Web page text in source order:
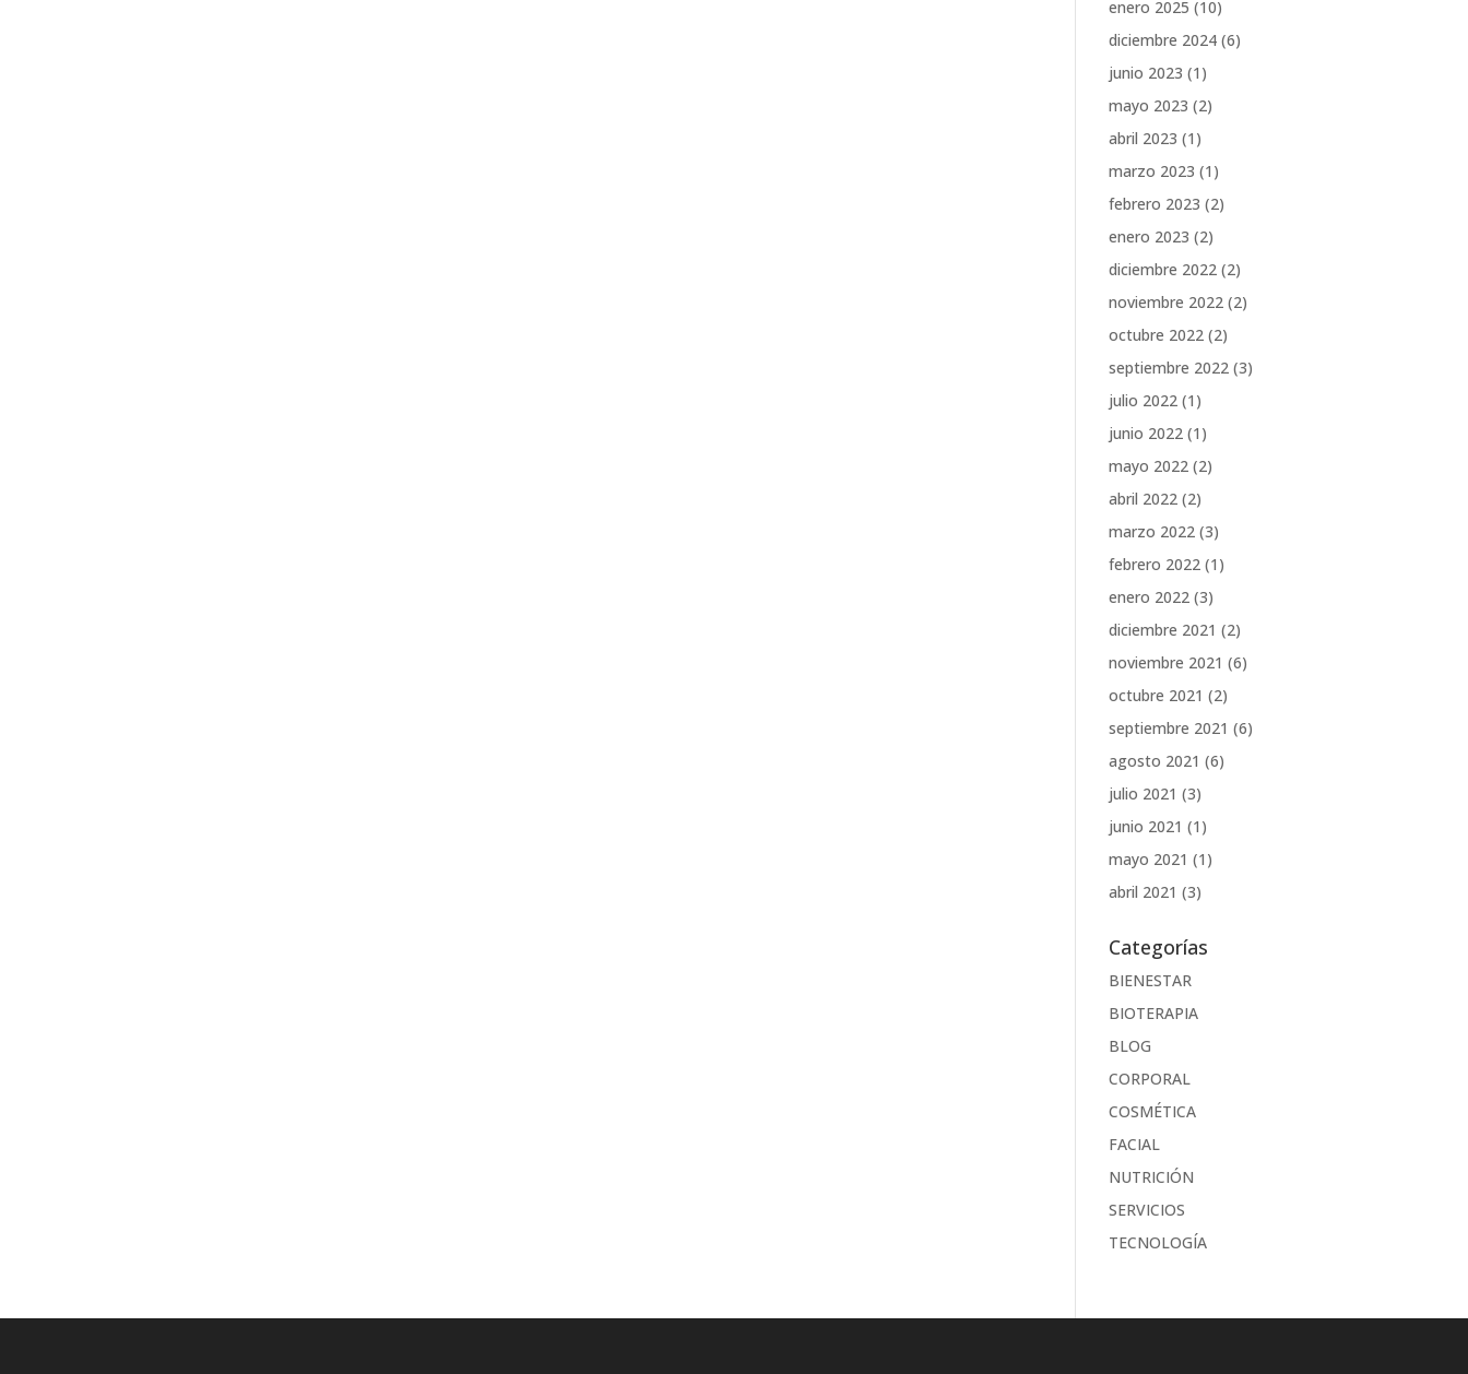
enero 2025 (10)
diciembre 2024 (6)
junio 2023 (1)
mayo 2023 (2)
abril 2023 (1)
marzo 2023 (1)
febrero 2023 (2)
enero 2023 (2)
diciembre 2022 (2)
noviembre 2022 (2)
octubre 2022 (2)
septiembre 2022 (3)
julio 2022 (1)
junio 2022 (1)
mayo 2022 (2)
abril 2022 (2)
marzo 2022 (3)
febrero 2022 (1)
enero 2022 (3)
diciembre 2021 (2)
noviembre 2021 (6)
octubre 2021 (2)
septiembre 2021 (6)
agosto 2021 (6)
julio 2021 (3)
junio 2021 (1)
mayo 2021 (1)
abril 2021 (3)
Categorías
BIENESTAR
BIOTERAPIA
BLOG
CORPORAL
COSMÉTICA
FACIAL
NUTRICIÓN
SERVICIOS
TECNOLOGÍA